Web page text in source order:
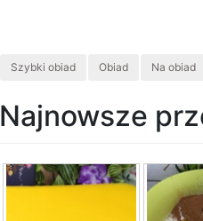
Szybki obiad Obiad Na obiad
Najnowsze